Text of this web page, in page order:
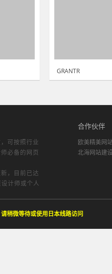
GRANTR
，可按照行业
必备的网页
，目前已达
计师或个人
合作伙伴
欧美精美网
北海网站建
稍微等待或使用日本线路访问